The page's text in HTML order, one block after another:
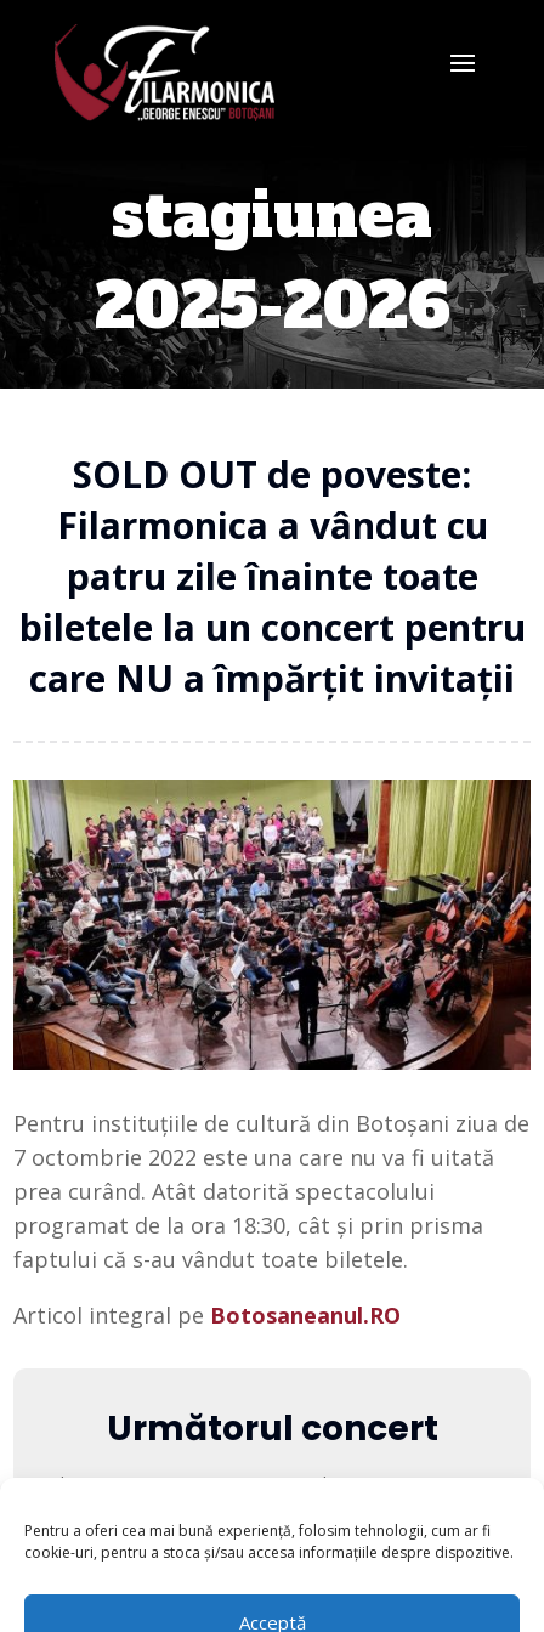
Pentru a oferi cea mai bună experiență, folosim tehnologii, cum ar fi
cookie-uri, pentru a stoca și/sau accesa informațiile despre dispozitive.
Acceptă
stagiunea
2025-2026
SOLD OUT de poveste:
Filarmonica a vândut cu
patru zile înainte toate
biletele la un concert pentru
care NU a împărțit invitații
Pentru instituțiile de cultură din Botoșani ziua de
7 octombrie 2022 este una care nu va fi uitată
prea curând. Atât datorită spectacolului
programat de la ora 18:30, cât și prin prisma
faptului că s-au vândut toate biletele.
Articol integral pe Botosaneanul.RO
Următorul concert
There are no upcoming events at this time.